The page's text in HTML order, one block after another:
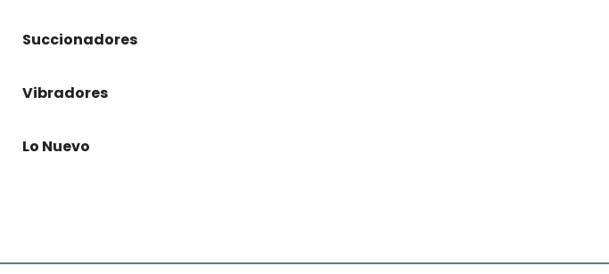
Succionadores
Vibradores
Lo Nuevo